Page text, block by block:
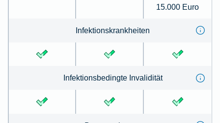
15.000 Euro
Infektions­krank­heiten
Infektions­be­dingte Invalidität